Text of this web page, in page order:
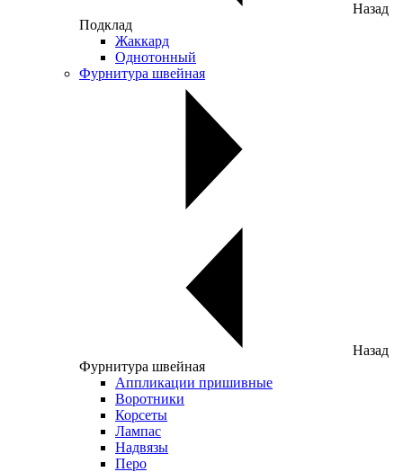
Назад
Подклад
Жаккард
Однотонный
Фурнитура швейная
Назад
Фурнитура швейная
Аппликации пришивные
Воротники
Корсеты
Лампас
Надвязы
Перо